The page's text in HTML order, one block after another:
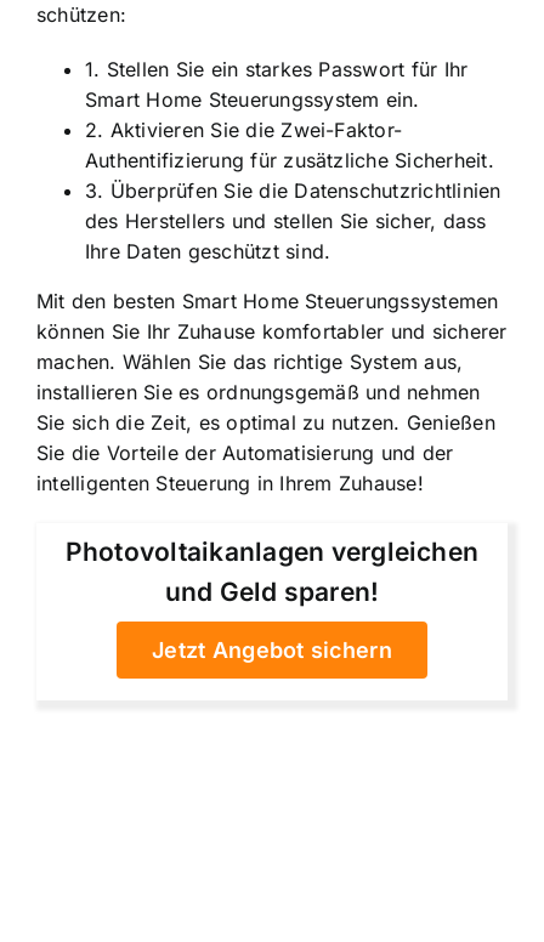
schützen:
1. Stellen Sie ein starkes Passwort für Ihr
Smart Home Steuerungssystem ein.
2. Aktivieren Sie die Zwei-Faktor-
Authentifizierung für zusätzliche Sicherheit.
3. Überprüfen Sie die Datenschutzrichtlinien
des Herstellers und stellen Sie sicher, dass
Ihre Daten geschützt sind.
Mit den besten Smart Home Steuerungssystemen
können Sie Ihr Zuhause komfortabler und sicherer
machen. Wählen Sie das richtige System aus,
installieren Sie es ordnungsgemäß und nehmen
Sie sich die Zeit, es optimal zu nutzen. Genießen
Sie die Vorteile der Automatisierung und der
intelligenten Steuerung in Ihrem Zuhause!
Photovoltaikanlagen vergleichen
und Geld sparen!
Jetzt Angebot sichern